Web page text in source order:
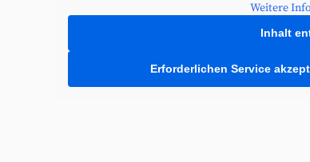
Weitere
Inhalt
Erforderlichen Service